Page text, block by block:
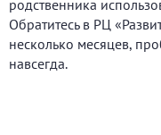
родственника
Обратитесь в РЦ
несколько месяцев,
навсегда.